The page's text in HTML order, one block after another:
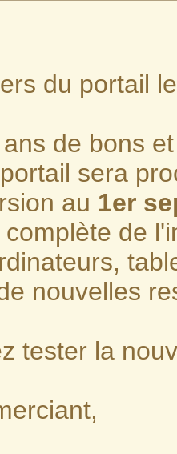
du portail
de bons
sera
au 1er
de
nouvelles
tester la